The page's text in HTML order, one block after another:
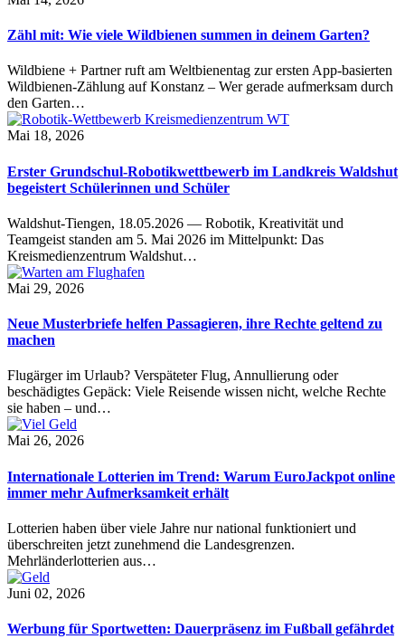
Zähl mit: Wie viele Wildbienen summen in deinem Garten?
Wildbiene + Partner ruft am Weltbienentag zur ersten App-basierten
Wildbienen-Zählung auf Konstanz – Wer gerade aufmerksam durch
den Garten…
Mai 18, 2026
Erster Grundschul-Robotikwettbewerb im Landkreis Waldshut
begeistert Schülerinnen und Schüler
Waldshut-Tiengen, 18.05.2026 — Robotik, Kreativität und
Teamgeist standen am 5. Mai 2026 im Mittelpunkt: Das
Kreismedienzentrum Waldshut…
Mai 29, 2026
Neue Musterbriefe helfen Passagieren, ihre Rechte geltend zu
machen
Flugärger im Urlaub? Verspäteter Flug, Annullierung oder
beschädigtes Gepäck: Viele Reisende wissen nicht, welche Rechte
sie haben – und…
Mai 26, 2026
Internationale Lotterien im Trend: Warum EuroJackpot online
immer mehr Aufmerksamkeit erhält
Lotterien haben über viele Jahre nur national funktioniert und
überschreiten jetzt zunehmend die Landesgrenzen.
Mehrländerlotterien aus…
Juni 02, 2026
Werbung für Sportwetten: Dauerpräsenz im Fußball gefährdet